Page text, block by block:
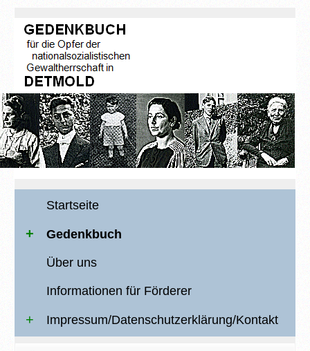
Startseite
Gedenkbuch
Über uns
Informationen für Förderer
Impressum/Datenschutzerklärung/Kontakt